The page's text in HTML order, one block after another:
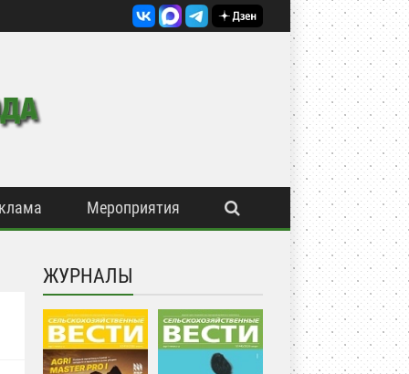
Мероприятия
ЖУРНАЛЫ